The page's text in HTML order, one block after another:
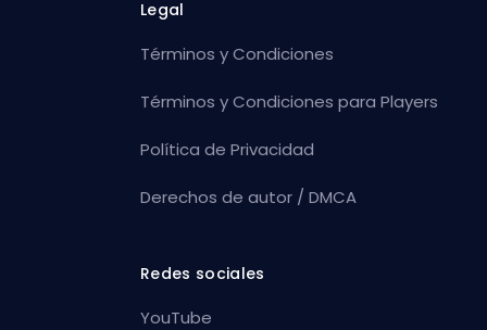
Legal
Términos y Condiciones
Términos y Condiciones para Players
Política de Privacidad
Derechos de autor / DMCA
Redes sociales
YouTube